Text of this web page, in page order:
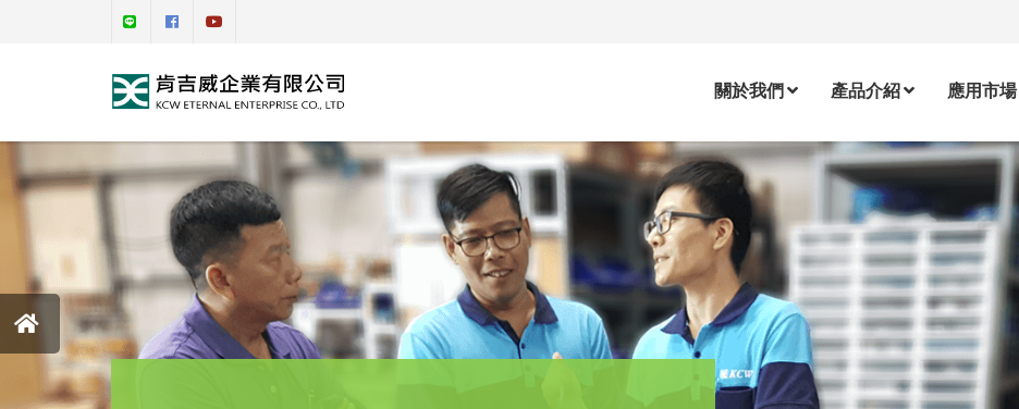
關於我們 產品介紹 應用市場